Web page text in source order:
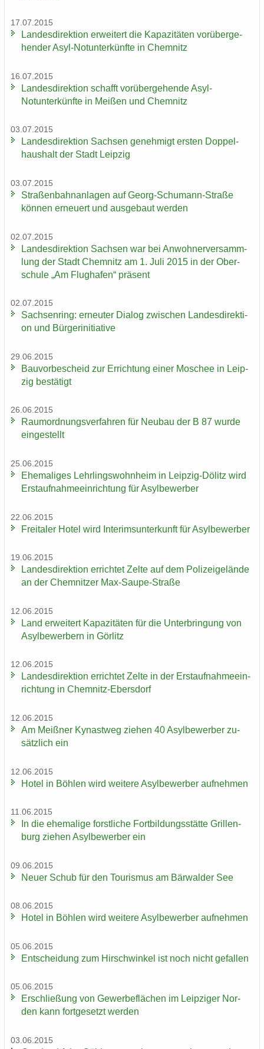
17.07.2015
Lan­des­di­rek­ti­on er­wei­tert die Ka­pa­zi­tä­ten vor­über­ge­
hen­der Asyl-​Notunter­künfte in Chem­nitz
16.07.2015
Lan­des­di­rek­ti­on schafft vor­über­ge­hen­de Asyl-​
Notunter­künfte in Mei­ßen und Chem­nitz
03.07.2015
Lan­des­di­rek­ti­on Sach­sen ge­neh­migt ers­ten Dop­pel­
haus­halt der Stadt Leip­zig
03.07.2015
Stra­ßen­bahn­an­la­gen auf Georg-​Schumann-Straße
kön­nen er­neu­ert und aus­ge­baut wer­den
02.07.2015
Lan­des­di­rek­ti­on Sach­sen war bei An­woh­ner­ver­samm­
lung der Stadt Chem­nitz am 1. Juli 2015 in der Ober­
schu­le „Am Flug­ha­fen“ prä­sent
02.07.2015
Sach­sen­ring: er­neu­ter Dia­log zwi­schen Lan­des­di­rek­ti­
on und Bür­ger­initia­ti­ve
29.06.2015
Bau­vor­be­scheid zur Er­rich­tung einer Mo­schee in Leip­
zig be­stä­tigt
26.06.2015
Raum­ord­nungs­ver­fah­ren für Neu­bau der B 87 wurde
ein­ge­stellt
25.06.2015
Ehe­ma­li­ges Lehr­lings­wohn­heim in Leipzig-​Dölitz wird
Erst­auf­nah­me­ein­rich­tung für Asyl­be­wer­ber
22.06.2015
Frei­ta­ler Hotel wird In­te­rims­un­ter­kunft für Asyl­be­wer­ber
19.06.2015
Lan­des­di­rek­ti­on er­rich­tet Zelte auf dem Po­li­zei­ge­län­de
an der Chem­nit­zer Max-​Saupe-Straße
12.06.2015
Land er­wei­tert Ka­pa­zi­tä­ten für die Un­ter­brin­gung von
Asyl­be­wer­bern in Gör­litz
12.06.2015
Lan­des­di­rek­ti­on er­rich­tet Zelte in der Erst­auf­nah­me­ein­
rich­tung in Chemnitz-​Ebersdorf
12.06.2015
Am Meiß­ner Ky­nast­weg zie­hen 40 Asyl­be­wer­ber zu­
sätz­lich ein
12.06.2015
Hotel in Böh­len wird wei­te­re Asyl­be­wer­ber auf­neh­men
11.06.2015
In die ehe­ma­li­ge forst­li­che Fort­bil­dungs­stät­te Gril­len­
burg zie­hen Asyl­be­wer­ber ein
09.06.2015
Neuer Schub für den Tou­ris­mus am Bär­wal­der See
08.06.2015
Hotel in Böh­len wird wei­te­re Asyl­be­wer­ber auf­neh­men
05.06.2015
Ent­schei­dung zum Hirsch­win­kel ist noch nicht ge­fal­len
05.06.2015
Er­schlie­ßung von Ge­wer­be­flä­chen im Leip­zi­ger Nor­
den kann fort­ge­setzt wer­den
03.06.2015